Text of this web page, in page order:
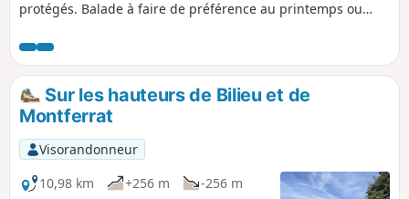
protégés. Balade à faire de préférence au printemps ou
Sur les hauteurs de Bilieu et de
Montferrat
Visorandonneur
10,98 km
+256 m
-256 m